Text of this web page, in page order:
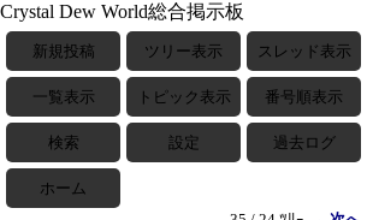
Crystal Dew World総合掲示板
新規投稿 ツリー表示 スレッド表示
一覧表示 トピック表示 番号順表示
検索 設定 過去ログ
ホーム